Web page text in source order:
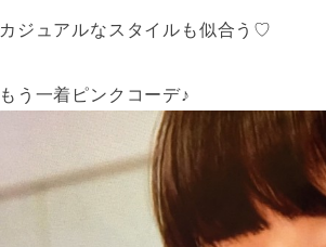
カジュアルなスタイルも似合う♡
もう一着ピンクコーデ♪